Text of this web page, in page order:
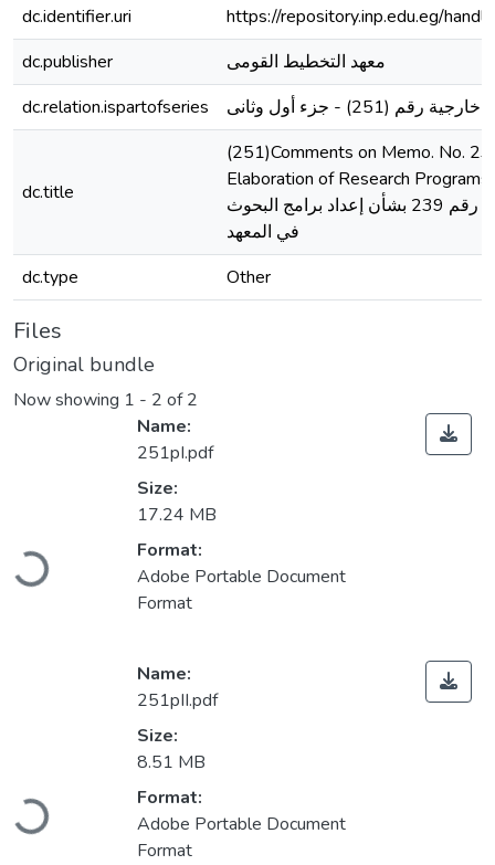
dc.identifier.uri
https://repository.inp.edu.eg/
dc.publisher
معهد التخطيط القومى
dc.relation.ispartofseries
(251) - جزء أول وثانى
dc.title
(251)Comments on Memo. No.
Elaboration of Research
تعليقات على المذكرة رقم 239 بشأن إعداد برامج البحوث
في المعهد
dc.type
Other
Files
Original bundle
Now showing 1 - 2 of 2
Loading...
Name:
251pI.pdf
Size:
17.24 MB
Format:
Adobe Portable Document
Format
Loading...
Name:
251pII.pdf
Size:
8.51 MB
Format:
Adobe Portable Document
Format